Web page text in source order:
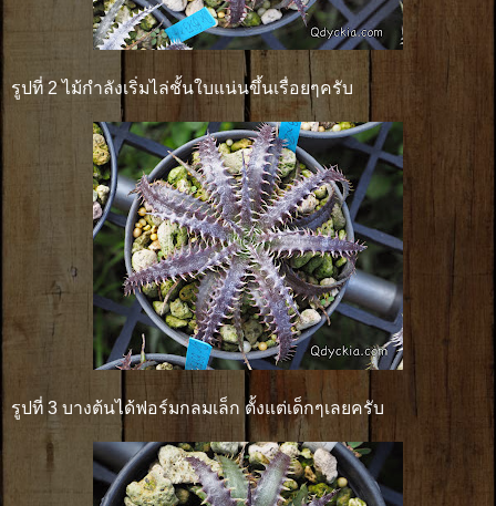
รูปที่ 2 ไม้กำลังเริ่มไล่ชั้นใบแน่นขึ้นเรื่อยๆครับ
รูปที่ 3 บางต้นได้ฟอร์มกลมเล็ก ตั้งแต่เด็กๆเลยครับ